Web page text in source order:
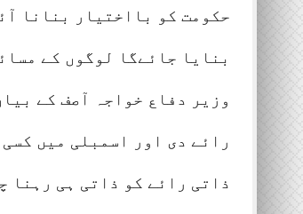
حکومت کو بااختیار بنانا
بنایا جائےگا لوگوں کے
وزیر دفاع خواجہ آصف کے
رائے دی اور اسمبلی میں
ذاتی رائے کو ذاتی ہی رہنا